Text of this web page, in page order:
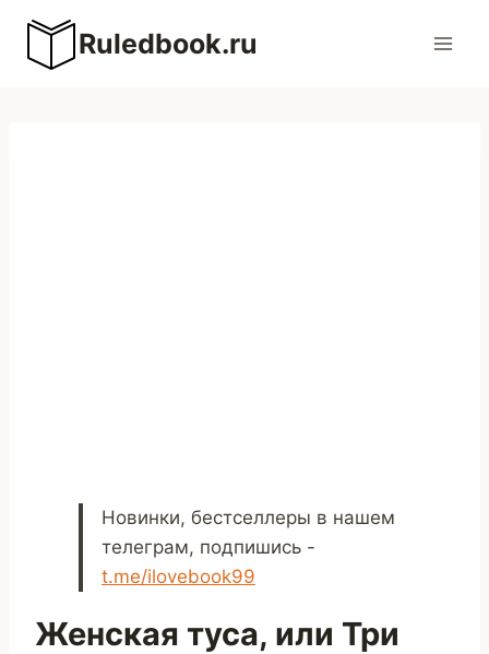
Перейти
содержимому
Ruledbook.ru
Новинки, бестселлеры в нашем
телеграм, подпишись -
t.me/ilovebook99
Женская туса, или Три